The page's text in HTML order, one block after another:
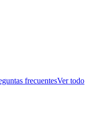
frecuentesVer todo